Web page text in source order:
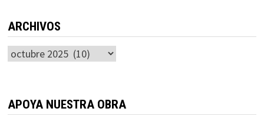
ARCHIVOS
Archivos
APOYA NUESTRA OBRA